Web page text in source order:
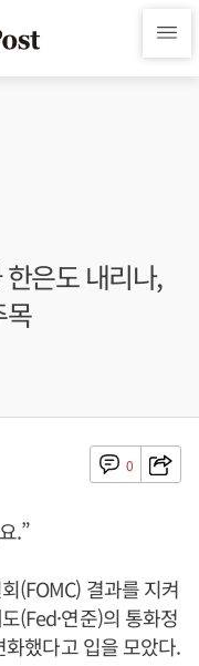
은도 내리나,
목
0
.”
(FOMC) 결과를 지켜
(Fed·연준)의 통화정
화했다고 입을 모았다.